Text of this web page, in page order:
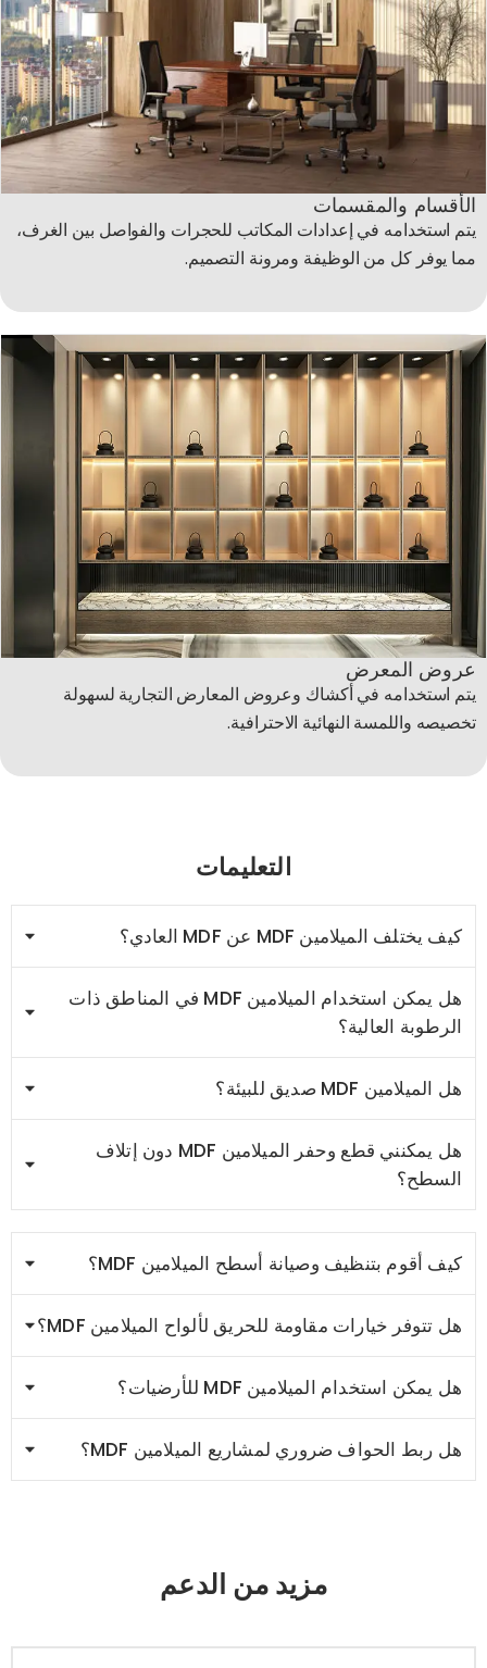
الأقسام والمقسمات
يتم استخدامه في إعدادات المكاتب للحجرات والفواصل بين الغرف،
مما يوفر كل من الوظيفة ومرونة التصميم.
عروض المعرض
يتم استخدامه في أكشاك وعروض المعارض التجارية لسهولة
تخصيصه واللمسة النهائية الاحترافية.
التعليمات
كيف يختلف الميلامين MDF عن MDF العادي؟
هل يمكن استخدام الميلامين MDF في المناطق ذات
الرطوبة العالية؟
هل الميلامين MDF صديق للبيئة؟
هل يمكنني قطع وحفر الميلامين MDF دون إتلاف
السطح؟
كيف أقوم بتنظيف وصيانة أسطح الميلامين MDF؟
هل تتوفر خيارات مقاومة للحريق لألواح الميلامين MDF؟
هل يمكن استخدام الميلامين MDF للأرضيات؟
هل ربط الحواف ضروري لمشاريع الميلامين MDF؟
مزيد من الدعم